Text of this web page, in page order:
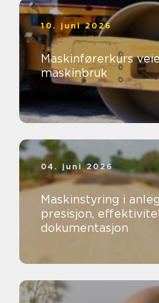
10. juni 2026
Maskinførerkurs veien til trygg og lovlig
maskinbruk
04. juni 2026
Maskinstyring i
presisjon,
dokumentasjon